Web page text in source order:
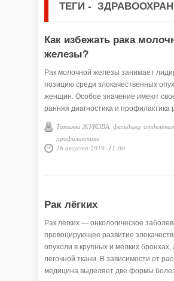
ТЕГИ -
Как избежать рака
железы?
Рак молочной железы занимает
позицию среди злокачественных
женщин. Особое значение имеют
ранняя диагностика и профилактика
железы, которая поможет
последствия и сохранить жизнь
Татьяна ЖУКОВА, фельдшер отделения
профилактики
16 августа 2019, 11:00
Рак лёгких
Рак лёгких — онкологическое
провоцирующее развитие
опухоли в крупных и мелких бронхах,
лёгочной ткани. В зависимости от
медицина выделяет две формы